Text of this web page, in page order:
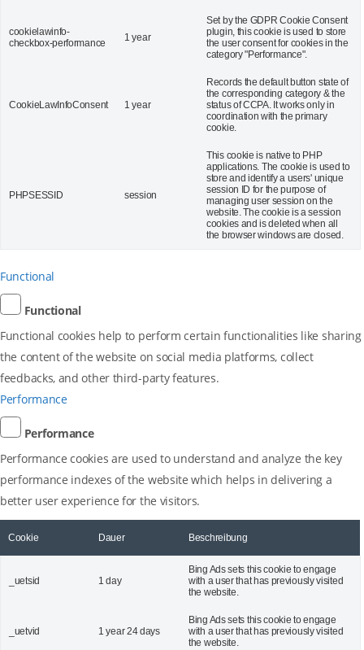
cookielawinfo-
checkbox-performance
1 year
Set by the GDPR Cookie Consent
plugin, this cookie is used to store
the user consent for cookies in the
category "Performance".
CookieLawInfoConsent 1 year
Records the default button state of
the corresponding category & the
status of CCPA. It works only in
coordination with the primary
cookie.
PHPSESSID session
This cookie is native to PHP
applications. The cookie is used to
store and identify a users' unique
session ID for the purpose of
managing user session on the
website. The cookie is a session
cookies and is deleted when all
the browser windows are closed.
Functional
Functional
Functional cookies help to perform certain functionalities like sharing
the content of the website on social media platforms, collect
feedbacks, and other third-party features.
Performance
Performance
Performance cookies are used to understand and analyze the key
performance indexes of the website which helps in delivering a
better user experience for the visitors.
Cookie Dauer Beschreibung
_uetsid 1 day
Bing Ads sets this cookie to engage
with a user that has previously visited
the website.
_uetvid 1 year 24 days
Bing Ads sets this cookie to engage
with a user that has previously visited
the website.